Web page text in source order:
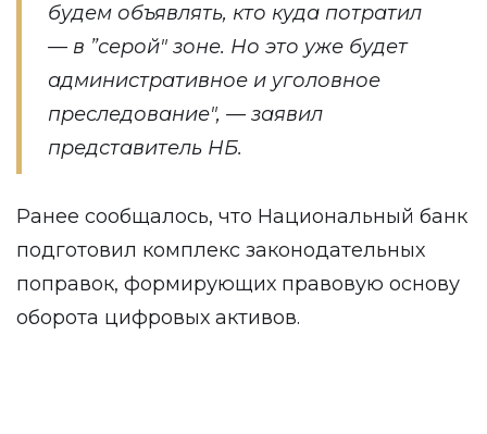
будем объявлять, кто куда потратил
— в ”серой" зоне. Но это уже будет
административное и уголовное
преследование", — заявил
представитель НБ.
Ранее сообщалось, что Национальный банк
подготовил комплекс законодательных
поправок, формирующих правовую основу
оборота цифровых активов.